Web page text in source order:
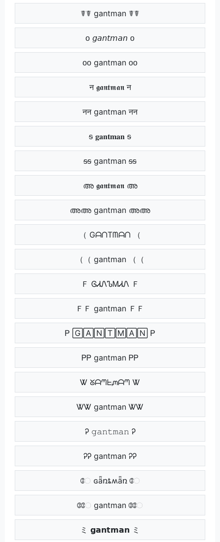
☤☤ gantman ☤☤
ᴏ 𝘨𝘢𝘯𝘵𝘮𝘢𝘯 ᴏ
ᴏᴏ gantman ᴏᴏ
न 𝖌𝖆𝖓𝖙𝖒𝖆𝖓 न
नन gantman नन
ᵴ 𝐠𝐚𝐧𝐭𝐦𝐚𝐧 ᵴ
ᵴᵴ gantman ᵴᵴ
അ 𝖌𝖆𝖓𝖙𝖒𝖆𝖓 അ
അഅ gantman അഅ
（ GᗩᑎTᗰᗩᑎ （
（（ gantman （（
Ｆ ᎶᏗᏁᏖᎷᏗᏁ Ｆ
ＦＦ gantman ＦＦ
Ꮲ 🄶🄰🄽🅃🄼🄰🄽 Ꮲ
ᏢᏢ gantman ᏢᏢ
Ꮤ ᘜᗩᘉᖶᘻᗩᘉ Ꮤ
ᏔᏔ gantman ᏔᏔ
Ꭾ 𝚐𝚊𝚗𝚝𝚖𝚊𝚗 Ꭾ
ᎮᎮ gantman ᎮᎮ
ே ɢǟռȶʍǟռ ே
ேே gantman ேே
ミ 𝗴𝗮𝗻𝘁𝗺𝗮𝗻 ミ